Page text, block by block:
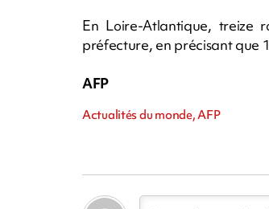
En Loire-Atlantique, treize
préfecture, en précisant que
AFP
Actualités du monde, AFP